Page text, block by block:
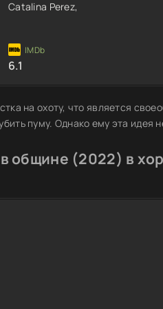
Catalina Perez,
6.1
на охоту, что является
пуму. Однако ему эта идея
общине (2022) в